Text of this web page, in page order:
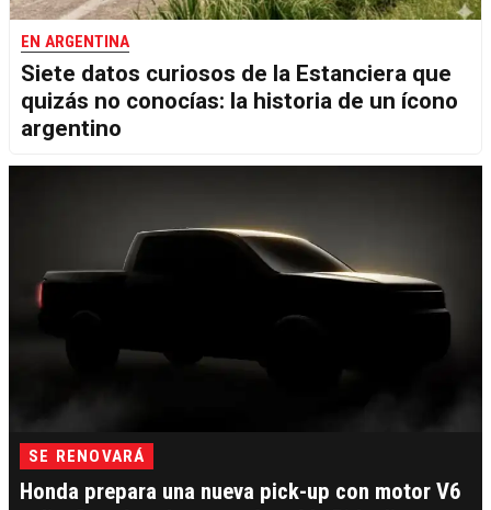
EN ARGENTINA
Siete datos curiosos de la Estanciera que
quizás no conocías: la historia de un ícono
argentino
SE RENOVARÁ
Honda prepara una nueva pick-up con motor V6